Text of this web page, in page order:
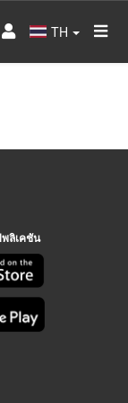
TH
ลิเคชัน